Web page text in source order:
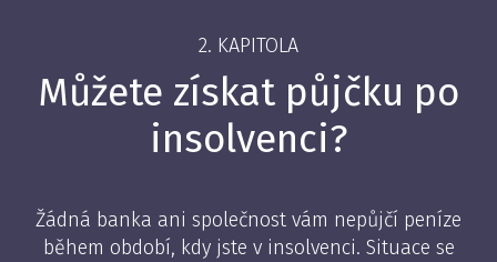
2. KAPITOLA
Můžete získat půjčku po
insolvenci?
Žádná banka ani společnost vám nepůjčí peníze
během období, kdy jste v insolvenci. Situace se